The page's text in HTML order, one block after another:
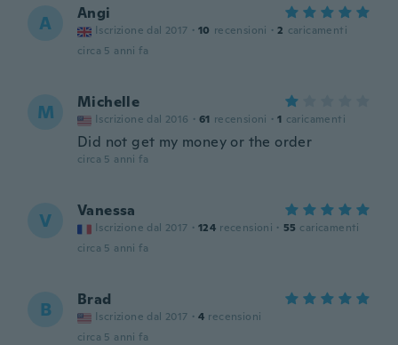
A Angi
Iscrizione dal 2017 · 10 recensioni · 2 caricamenti
circa 5 anni fa
M Michelle
Iscrizione dal 2016 · 61 recensioni · 1 caricamenti
Did not get my money or the order
circa 5 anni fa
V Vanessa
Iscrizione dal 2017 · 124 recensioni · 55 caricamenti
circa 5 anni fa
B Brad
Iscrizione dal 2017 · 4 recensioni
circa 5 anni fa